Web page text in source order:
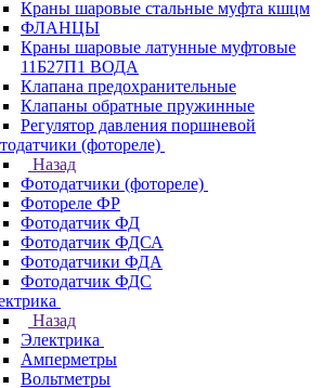
Краны шаровые стальные муфта кшцм
ФЛАНЦЫ
Краны шаровые латунные муфтовые
11Б27П1 ВОДА
Клапана предохранительные
Клапаны обратные пружинные
Регулятор давления поршневой
(фотореле)
Назад
Фотодатчики (фотореле)
Фотореле ФР
Фотодатчик ФД
Фотодатчик ФДСА
Фотодатчики ФДА
Фотодатчик ФДС
Назад
Электрика
Амперметры
Вольтметры